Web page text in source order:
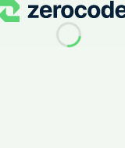
Интегромат